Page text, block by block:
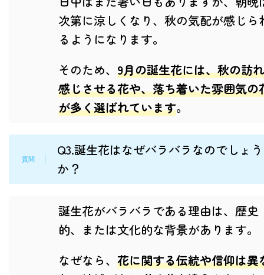
次第に涼しくなり、秋の気配が感じら
るようになります。
そのため、 9月の誕生花には、秋の訪
感じさせる花や、落ち着いた雰囲気の
が多く選ばれています。
Q3.誕生花はなぜバラバラなのでしょう
か？
誕生花がバラバラである理由は、歴史
的、または文化的な背景があります。
なぜなら、 花に関する伝統や信仰は異